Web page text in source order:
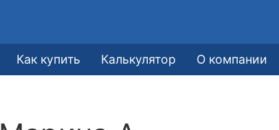
Как купить Калькулятор О компании